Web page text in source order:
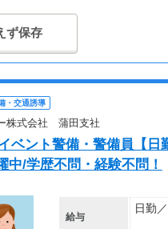
ず保存
・交通誘導
株式会社 蒲田支社
ベント警備・警備員【
中/学歴不問・経験不問！
給与
日勤